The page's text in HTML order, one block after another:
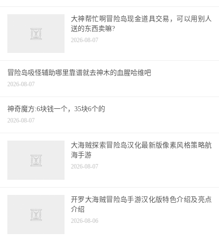
大神帮忙啊冒险岛现金道具交易，可以用别人
送的东西卖嘛?
2026-08-07
冒险岛吸怪辅助哪里靠谱就去神木的血腥哈维吧
2026-08-07
神奇魔方:6块钱一个，35块6个的
2026-08-07
大海贼探索冒险岛汉化最新版像素风格策略航
海手游
2026-08-07
开罗大海贼冒险岛手游汉化版特色介绍及亮点
介绍
2026-08-06